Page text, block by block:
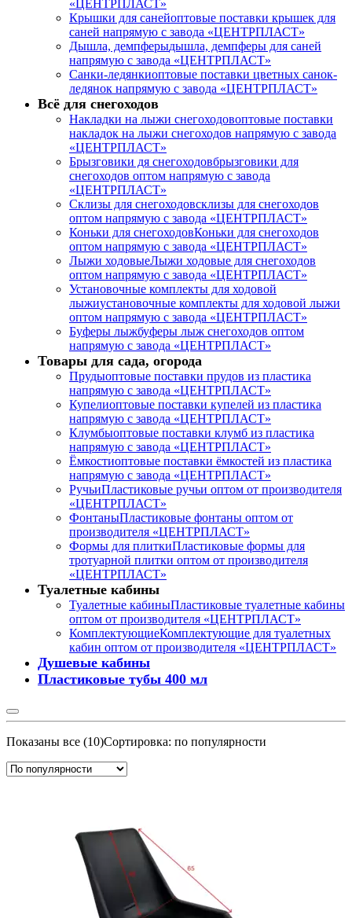
«ЦЕНТРПЛАСТ»
Крышки для санейоптовые поставки крышек для
саней напрямую с завода «ЦЕНТРПЛАСТ»
Дышла, демпферыдышла, демпферы для саней
напрямую с завода «ЦЕНТРПЛАСТ»
Санки-ледянкиоптовые поставки цветных санок-
ледянок напрямую с завода «ЦЕНТРПЛАСТ»
Всё для снегоходов
Накладки на лыжи снегоходовоптовые поставки
накладок на лыжи снегоходов напрямую с завода
«ЦЕНТРПЛАСТ»
Брызговики дя снегоходовбрызговики для
снегоходов оптом напрямую с завода
«ЦЕНТРПЛАСТ»
Склизы для снегоходовсклизы для снегоходов
оптом напрямую с завода «ЦЕНТРПЛАСТ»
Коньки для снегоходовКоньки для снегоходов
оптом напрямую с завода «ЦЕНТРПЛАСТ»
Лыжи ходовыеЛыжи ходовые для снегоходов
оптом напрямую с завода «ЦЕНТРПЛАСТ»
Установочные комплекты для ходовой
лыжиустановочные комплекты для ходовой лыжи
оптом напрямую с завода «ЦЕНТРПЛАСТ»
Буферы лыжбуферы лыж снегоходов оптом
напрямую с завода «ЦЕНТРПЛАСТ»
Товары для сада, огорода
Прудыоптовые поставки прудов из пластика
напрямую с завода «ЦЕНТРПЛАСТ»
Купелиоптовые поставки купелей из пластика
напрямую с завода «ЦЕНТРПЛАСТ»
Клумбыоптовые поставки клумб из пластика
напрямую с завода «ЦЕНТРПЛАСТ»
Ёмкостиоптовые поставки ёмкостей из пластика
напрямую с завода «ЦЕНТРПЛАСТ»
РучьиПластиковые ручьи оптом от производителя
«ЦЕНТРПЛАСТ»
ФонтаныПластиковые фонтаны оптом от
производителя «ЦЕНТРПЛАСТ»
Формы для плиткиПластиковые формы для
тротуарной плитки оптом от производителя
«ЦЕНТРПЛАСТ»
Туалетные кабины
Туалетные кабиныПластиковые туалетные кабины
оптом от производителя «ЦЕНТРПЛАСТ»
КомплектующиеКомплектующие для туалетных
кабин оптом от производителя «ЦЕНТРПЛАСТ»
Душевые кабины
Пластиковые тубы 400 мл
Показаны все (10)Сортировка: по популярности